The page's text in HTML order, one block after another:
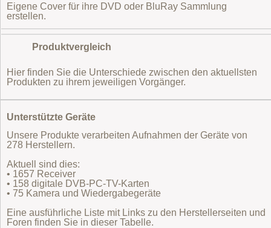
Eigene Cover für ihre DVD oder BluRay Sammlung
erstellen.
Produktvergleich
Hier finden Sie die Unterschiede zwischen den aktuellsten
Produkten zu ihrem jeweiligen Vorgänger.
Unterstützte Geräte
Unsere Produkte verarbeiten Aufnahmen der Geräte von
278 Herstellern.
Aktuell sind dies:
• 1657 Receiver
• 158 digitale DVB-PC-TV-Karten
• 75 Kamera und Wiedergabegeräte
Eine ausführliche Liste mit Links zu den Herstellerseiten und
Foren finden Sie in dieser Tabelle.